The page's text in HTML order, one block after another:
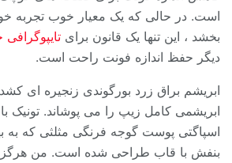
است. در حالی که یک معیار خوب تجربه
بخشد ، این تنها یک قانون برای
دیگر حفظ اندازه فونت راحت است.
ابریشم براق زرد بورگوندی زنجیره
ابریشمی کامل زیپ را می پوشاند. تونیک
اسپاگتی پوست گوجه فرنگی مثلثی که به
بنفش با قاب طراحی شده است. من